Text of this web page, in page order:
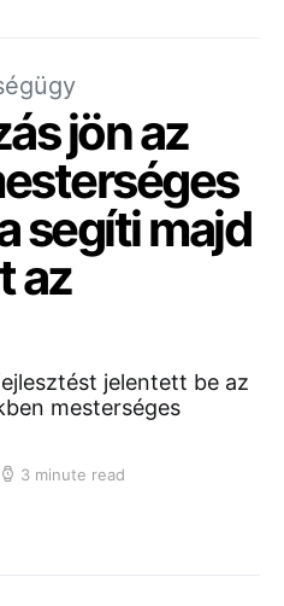
jön az
segíti majd
az
jelentett be az
mesterséges
3 minute read